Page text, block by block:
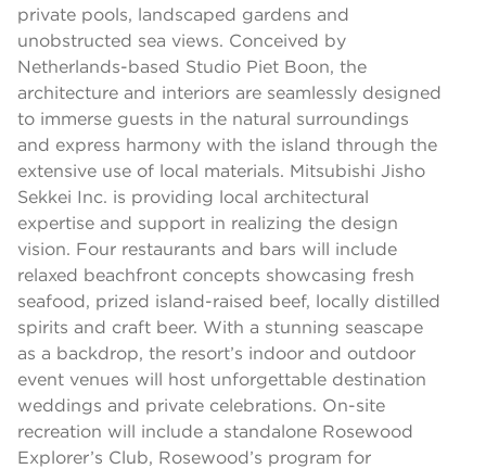
private pools, landscaped gardens and
unobstructed sea views. Conceived by
Netherlands-based Studio Piet Boon, the
architecture and interiors are seamlessly designed
to immerse guests in the natural surroundings
and express harmony with the island through the
extensive use of local materials. Mitsubishi Jisho
Sekkei Inc. is providing local architectural
expertise and support in realizing the design
vision. Four restaurants and bars will include
relaxed beachfront concepts showcasing fresh
seafood, prized island-raised beef, locally distilled
spirits and craft beer. With a stunning seascape
as a backdrop, the resort’s indoor and outdoor
event venues will host unforgettable destination
weddings and private celebrations. On-site
recreation will include a standalone Rosewood
Explorer’s Club, Rosewood’s program for